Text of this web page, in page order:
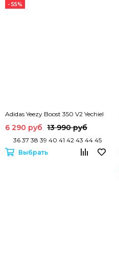
- 55%
Adidas Yeezy Boost 350 V2 Yechiel
6 290 руб 13 990 руб
36 37 38 39 40 41 42 43 44 45
Выбрать